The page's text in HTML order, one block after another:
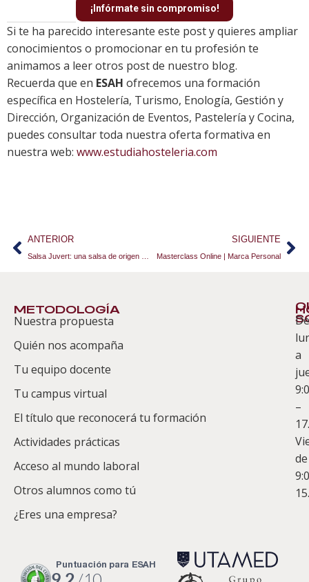
¡Infórmate sin compromiso!
Si te ha parecido interesante este post y quieres ampliar
conocimientos o promocionar en tu profesión te
animamos a leer otros post de nuestro blog.
Recuerda que en ESAH ofrecemos una formación
específica en Hostelería, Turismo, Enología, Gestión y
Dirección, Organización de Eventos, Pastelería y Cocina,
puedes consultar toda nuestra oferta formativa en
nuestra web: www.estudiahosteleria.com
ANTERIOR SIGUIENTE
Masterclass Online | Marca Personal
METODOLOGÍA
Nuestra propuesta
Quién nos acompaña
Tu equipo docente
Tu campus virtual
El título que reconocerá tu formación
Actividades prácticas
Acceso al mundo laboral
Otros alumnos como tú
¿Eres una empresa?
Te
De
a
–
de
puntuación para ESAH